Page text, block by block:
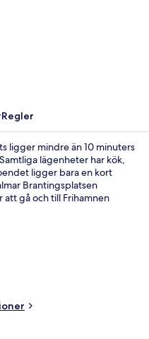
Regler
ligger mindre än 10 minuters
lägenheter har kök,
ligger bara en kort
Brantingsplatsen
att gå och till Frihamnen